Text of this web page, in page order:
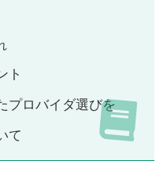
ト
プロバイダ選びを
て